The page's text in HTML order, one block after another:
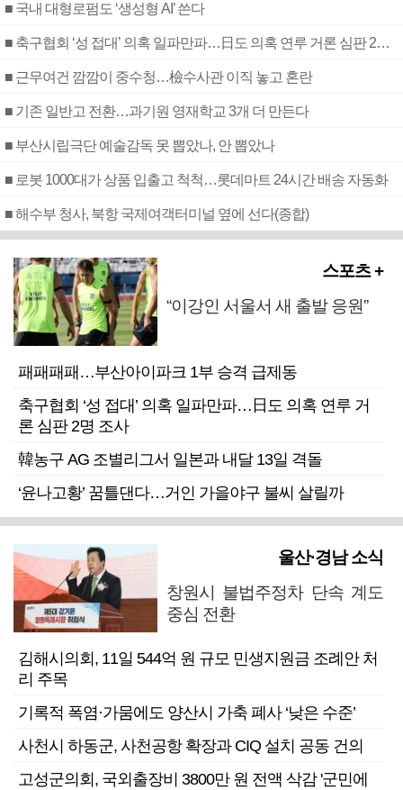
■ 국내 대형로펌도 ‘생성형 AI’ 쓴다
■ 축구협회 ‘성 접대’ 의혹 일파만파…日도 의혹 연루 거론 심판 2명 조사
■ 근무여건 깜깜이 중수청…檢수사관 이직 놓고 혼란
■ 기존 일반고 전환…과기원 영재학교 3개 더 만든다
■ 부산시립극단 예술감독 못 뽑았나, 안 뽑았나
■ 로봇 1000대가 상품 입출고 척척…롯데마트 24시간 배송 자동화
■ 해수부 청사, 북항 국제여객터미널 옆에 선다(종합)
스포츠 +
“이강인 서울서 새 출발 응원”
패패패패…부산아이파크 1부 승격 급제동
축구협회 ‘성 접대’ 의혹 일파만파…日도 의혹 연루 거
론 심판 2명 조사
韓농구 AG 조별리그서 일본과 내달 13일 격돌
‘윤나고황’ 꿈틀댄다…거인 가을야구 불씨 살릴까
울산·경남 소식
창원시 불법주정차 단속 계도
중심 전환
김해시의회, 11일 544억 원 규모 민생지원금 조례안 처
리 주목
기록적 폭염·가뭄에도 양산시 가축 폐사 ‘낮은 수준’
사천시 하동군, 사천공항 확장과 CIQ 설치 공동 건의
고성군의회, 국외출장비 3800만 원 전액 삭감 '군민에